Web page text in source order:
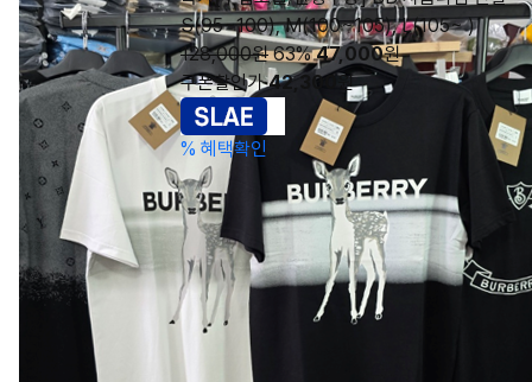
S(95~100), M(100~105), L(105~ )
128,000원 63% 47,000원
쿠폰할인가42,300 원
% 혜택확인